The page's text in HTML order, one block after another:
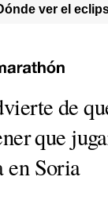
ver el
de
que
en Soria